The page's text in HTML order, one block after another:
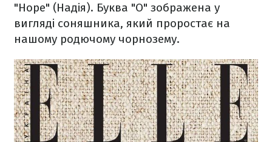
"Hope" (Надія). Буква "О" зображена у
вигляді соняшника, який проростає на
нашому родючому чорнозему.